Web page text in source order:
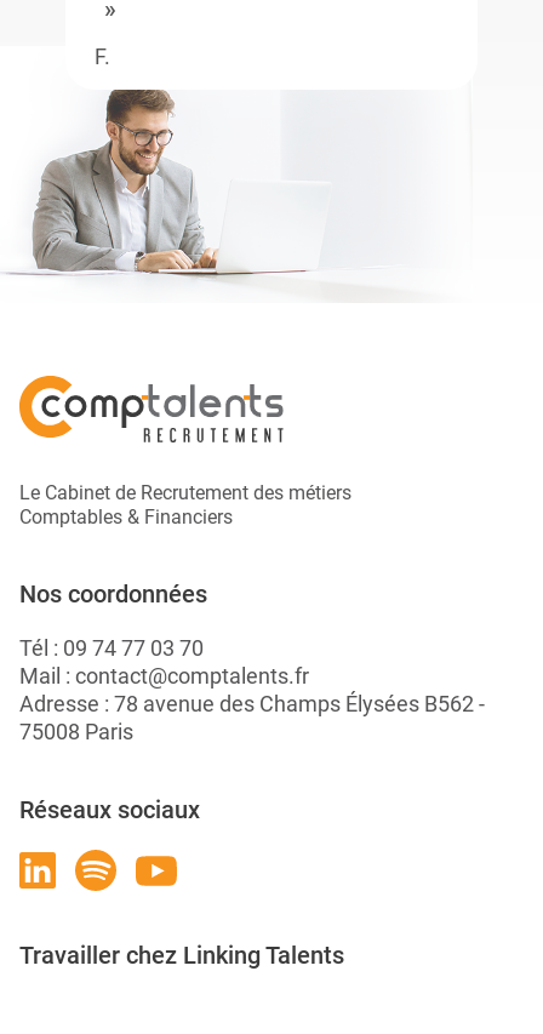
F.
Le Cabinet de Recrutement des métiers
Comptables & Financiers
Nos coordonnées
Tél : 09 74 77 03 70
Mail : contact@comptalents.fr
Adresse : 78 avenue des Champs Élysées B562 -
75008 Paris
Réseaux sociaux
Travailler chez Linking Talents